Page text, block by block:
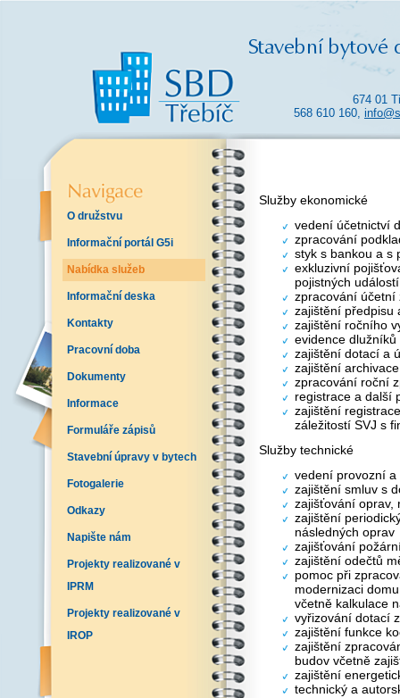
674 01
568 610 160,
O družstvu
Informační portál G5i
Nabídka služeb
Informační deska
Kontakty
Pracovní doba
Dokumenty
Informace
Formuláře zápisů
Stavební úpravy v bytech
Fotogalerie
Odkazy
Napište nám
Projekty realizované v
IPRM
Projekty realizované v
IROP
Služby ekonomické
vedení účetnictví
zpracování
styk s bankou a s
exkluzivní
pojistných událostí
zpracování účetní
zajištění předpisu
zajištění ročního
evidence
zajištění dotací a
zajištění
zpracování roční
registrace a další
zajištění
záležitostí SVJ s
Služby technické
vedení provozní a
zajištění smluv s
zajišťování oprav,
zajištění
následných oprav
zajišťování
zajištění odečtů
pomoc při
modernizaci
včetně kalkulace
vyřizování dotací
zajištění funkce
zajištění
budov včetně
zajištění
technický a